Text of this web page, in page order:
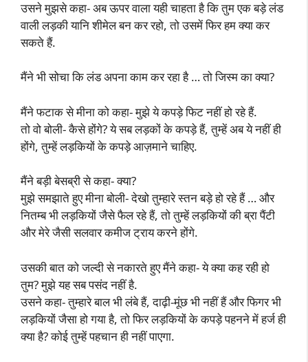
उसने मुझसे कहा- अब ऊपर वाला यही चाहता है कि तुम एक बड़े लंड
वाली लड़की यानि शीमेल बन कर रहो, तो उसमें फिर हम क्या कर
सकते हैं.
मैंने भी सोचा कि लंड अपना काम कर रहा है … तो जिस्म का क्या?
मैंने फटाक से मीना को कहा- मुझे ये कपड़े फिट नहीं हो रहे हैं.
तो वो बोली- कैसे होंगे? ये सब लड़कों के कपड़े हैं, तुम्हें अब ये नहीं ही
होंगे, तुम्हें लड़कियों के कपड़े आज़माने चाहिए.
मैंने बड़ी बेसब्री से कहा- क्या?
मुझे समझाते हुए मीना बोली- देखो तुम्हारे स्तन बड़े हो रहे हैं … और
नितम्ब भी लड़कियों जैसे फैल रहे हैं, तो तुम्हें लड़कियों की ब्रा पैंटी
और मेरे जैसी सलवार कमीज ट्राय करने होंगे.
उसकी बात को जल्दी से नकारते हुए मैंने कहा- ये क्या कह रही हो
तुम? मुझे यह सब पसंद नहीं है.
उसने कहा- तुम्हारे बाल भी लंबे हैं, दाढ़ी-मूंछ भी नहीं हैं और फिगर भी
लड़कियों जैसा हो गया है, तो फिर लड़कियों के कपड़े पहनने में हर्ज ही
क्या है? कोई तुम्हें पहचान ही नहीं पाएगा.